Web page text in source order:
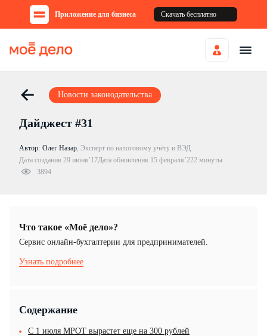
Приложение для бизнеса Скачать бесплатно
Новости законодательства
Дайджест #31
Автор: Олег Назар, Эксперт по налоговому учёту и ВЭД
Дата создания 29 июня’17Дата обновления 15 февраля’222 минуты
3894
Что такое «Моё дело»?
Cервис онлайн-бухгалтерии для предпринимателей.
Узнать подробнее
Содержание
С 1 июля МРОТ вырастет еще на 300 рублей